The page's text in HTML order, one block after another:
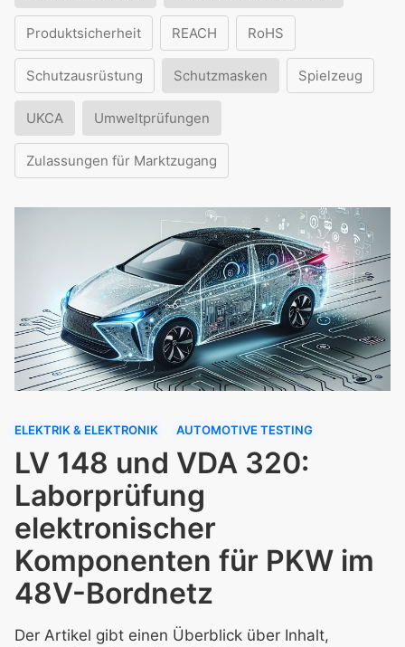
Produktsicherheit REACH RoHS
Schutzausrüstung Schutzmasken Spielzeug
UKCA Umweltprüfungen
Zulassungen für Marktzugang
ELEKTRIK & ELEKTRONIK AUTOMOTIVE TESTING
LV 148 und VDA 320:
Laborprüfung
elektronischer
Komponenten für PKW im
48V-Bordnetz
Der Artikel gibt einen Überblick über Inhalt,